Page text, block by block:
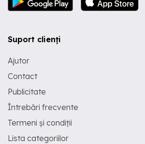
Suport clienți
Ajutor
Contact
Publicitate
Întrebări frecvente
Termeni și condiții
Lista categoriilor